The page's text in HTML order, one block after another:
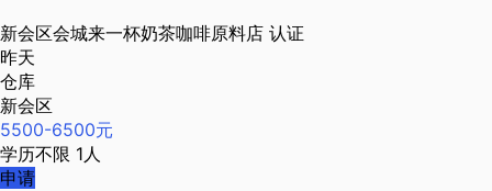
新会区会城来一杯奶茶咖啡原料店 认证
昨天
仓库
新会区
5500-6500元
学历不限 1人
申请